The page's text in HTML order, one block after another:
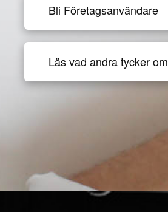
Bli Företagsanvändare
Läs vad andra tycker